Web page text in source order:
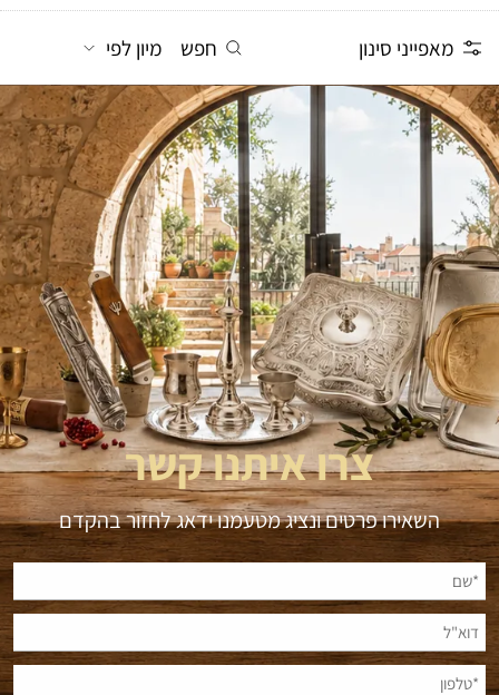
מאפייני סינון חפש מיון לפי
צרו איתנו קשר
השאירו פרטים ונציג מטעמנו ידאג לחזור בהקדם